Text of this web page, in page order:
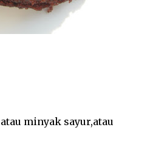
minyak sayur,atau